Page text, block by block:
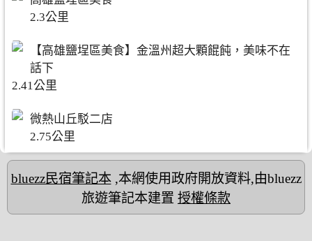
2.3公里
【高雄鹽埕區美食】金溫州超大顆餛飩，美味不在
話下
2.41公里
微熱山丘駁二店
2.75公里
bluezz民宿筆記本,本網使用政府開放資料,由bluezz
旅遊筆記本建置 授權條款